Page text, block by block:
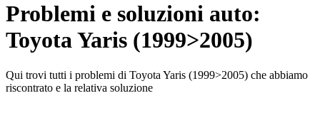
Problemi e soluzioni auto:
Toyota Yaris (1999>2005)
Qui trovi tutti i problemi di Toyota Yaris (1999>2005) che abbiamo
riscontrato e la relativa soluzione